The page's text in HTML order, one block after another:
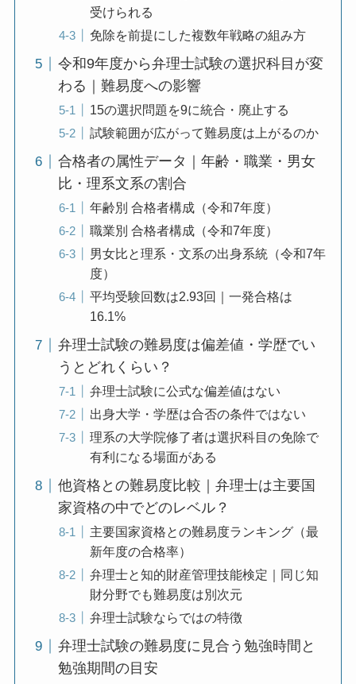
受けられる
免除を前提にした複数年戦略の組み方
令和9年度から弁理士試験の選択科目が変
わる｜難易度への影響
15の選択問題を9に統合・廃止する
試験範囲が広がって難易度は上がるのか
合格者の属性データ｜年齢・職業・男女
比・理系文系の割合
年齢別 合格者構成（令和7年度）
職業別 合格者構成（令和7年度）
男女比と理系・文系の出身系統（令和7年
度）
平均受験回数は2.93回｜一発合格は
16.1%
弁理士試験の難易度は偏差値・学歴でい
うとどれくらい？
弁理士試験に公式な偏差値はない
出身大学・学歴は合否の条件ではない
理系の大学院修了者は選択科目の免除で
有利になる場面がある
他資格との難易度比較｜弁理士は主要国
家資格の中でどのレベル？
主要国家資格との難易度ランキング（最
新年度の合格率）
弁理士と知的財産管理技能検定｜同じ知
財分野でも難易度は別次元
弁理士試験ならではの特徴
弁理士試験の難易度に見合う勉強時間と
勉強期間の目安